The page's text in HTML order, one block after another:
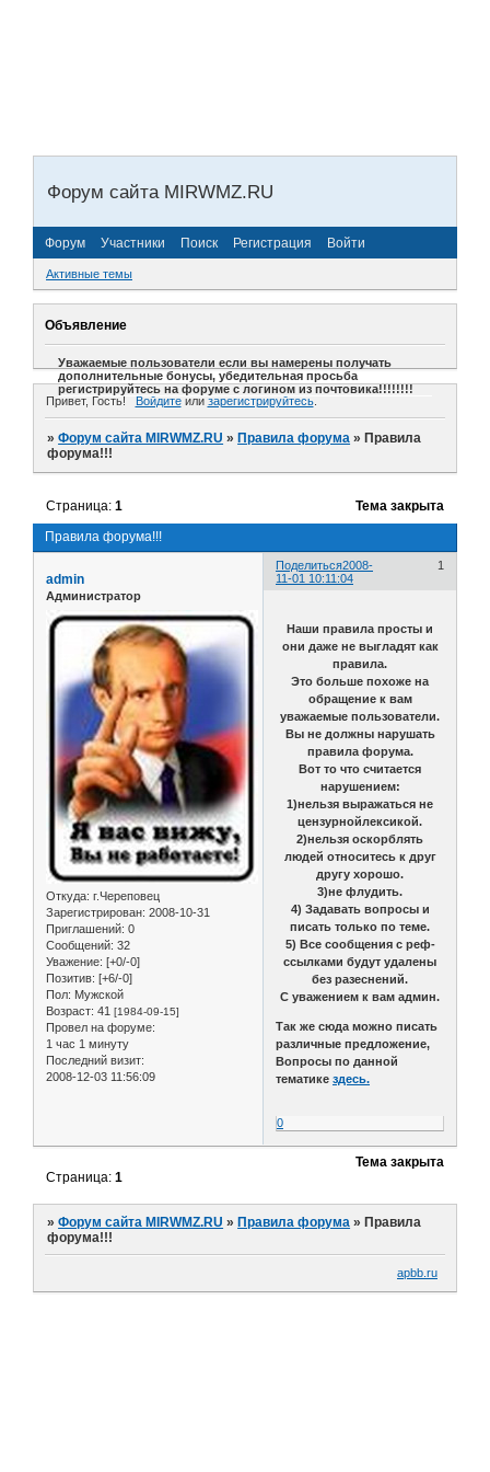
Форум сайта MIRWMZ.RU
Форум Участники Поиск Регистрация Войти
Активные темы
Объявление
Уважаемые пользователи если вы намерены получать
дополнительные бонусы, убедительная просьба
регистрируйтесь на форуме с логином из почтовика!!!!!!!!
Привет, Гость!
Войдитеили зарегистрируйтесь.
»Форум сайта MIRWMZ.RU » Правила форума » Правила
форума!!!
Правила форума!!!
Страница:1 Тема закрыта
Поделиться 1
2008-
11-01 10:11:04
admin
Администратор
Откуда: г.Череповец
Зарегистрирован: 2008-10-31
Приглашений: 0
Сообщений: 32
Уважение: [+0/-0]
Позитив: [+6/-0]
Пол: Мужской
Возраст: 41 [1984-09-15]
Провел на форуме:
1 час 1 минуту
Последний визит:
2008-12-03 11:56:09
Наши правила просты и
они даже не выгладят как
правила.
Это больше похоже на
обращение к вам
уважаемые пользователи.
Вы не должны нарушать
правила форума.
Вот то что считается
нарушением:
1)нельзя выражаться не
цензурнойлексикой.
2)нельзя оскорблять
людей относитесь к друг
другу хорошо.
3)не флудить.
4) Задавать вопросы и
писать только по теме.
5) Все сообщения с реф-
ссылками будут удалены
без разеснений.
С уважением к вам админ.
Так же сюда можно писать
различные предложение,
Вопросы по данной
тематикездесь.
0
Тема закрыта
Страница:1
»Форум сайта MIRWMZ.RU » Правила форума » Правила
форума!!!
apbb.ru